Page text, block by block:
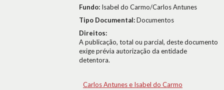
Fundo: Isabel do Carmo/Carlos Antunes
Tipo Documental:Documentos
Direitos:
A publicação, total ou parcial, deste documento
exige prévia autorização da entidade
detentora.
Carlos Antunes e Isabel do Carmo